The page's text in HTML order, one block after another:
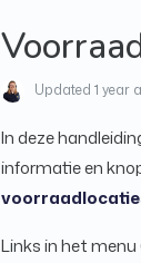
Updated 1 year
In deze
informatie en
Links in het